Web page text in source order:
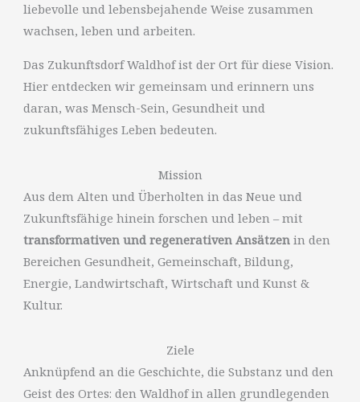
liebevolle und lebensbejahende Weise zusammen
wachsen, leben und arbeiten.
Das Zukunftsdorf Waldhof ist der Ort für diese Vision.
Hier entdecken wir gemeinsam und erinnern uns
daran, was Mensch-Sein, Gesundheit und
zukunftsfähiges Leben bedeuten.
Mission
Aus dem Alten und Überholten in das Neue und
Zukunftsfähige hinein forschen und leben – mit
transformativen und regenerativen Ansätzen in den
Bereichen Gesundheit, Gemeinschaft, Bildung,
Energie, Landwirtschaft, Wirtschaft und Kunst &
Kultur.
Ziele
Anknüpfend an die Geschichte, die Substanz und den
Geist des Ortes: den Waldhof in allen grundlegenden